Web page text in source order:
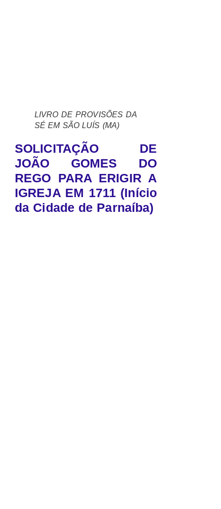
LIVRO DE PROVISÕES DA
SÉ EM SÃO LUÍS (MA)
SOLICITAÇÃO DE
JOÃO GOMES DO
REGO PARA ERIGIR A
IGREJA EM 1711 (Início
da Cidade de Parnaíba)